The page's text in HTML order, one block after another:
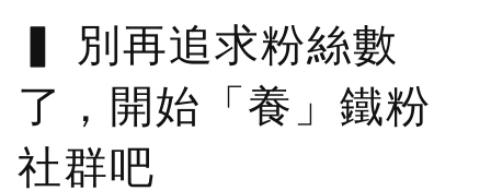
別再追求粉絲數
了，開始「養」鐵粉
社群吧